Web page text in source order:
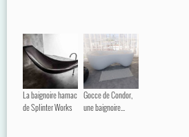
La baignoire hamac
de Splinter Works
Gocce de Condor,
une baignoire...